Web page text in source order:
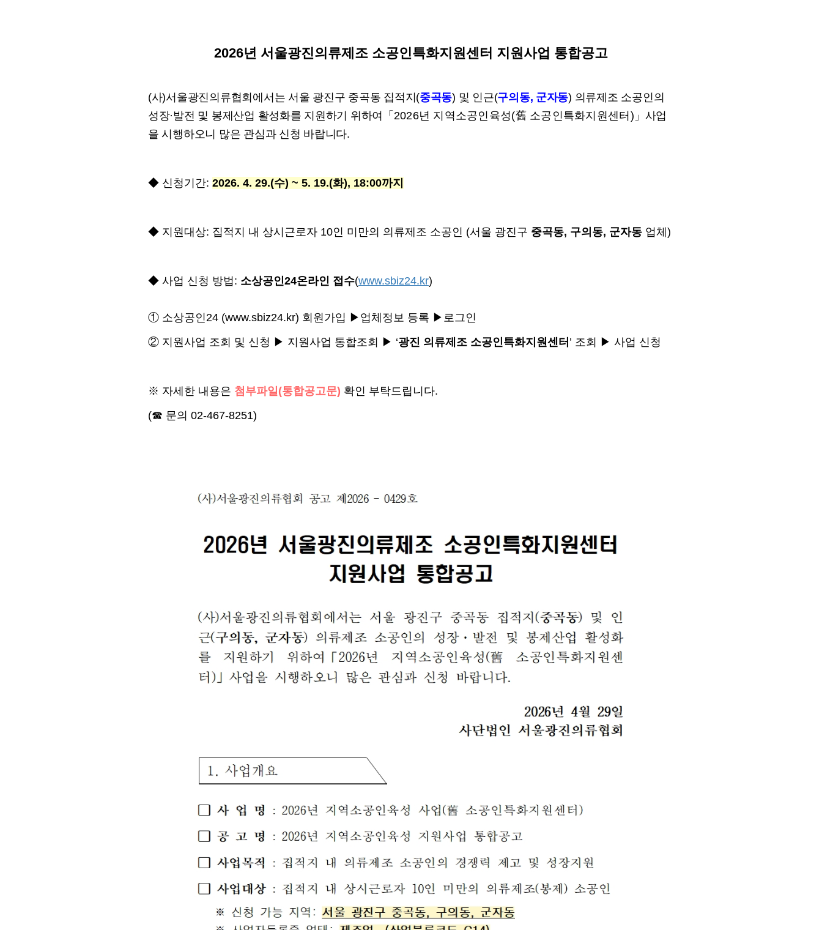
2026년 서울광진의류제조 소공인특화지원센터 지원사업 통합공고
(사)서울광진의류협회에서는 서울 광진구 중곡동 집적지 (중곡동) 및 인근(구의동, 군자동) 의류제조 소공인의
성장· 발전 및 봉제산업 활성화를 지원하기 위하여 「 2026년 지역소공인육성(舊 소공인특화지원센터 ) 」 사업
을 시행하오니 많은 관심과 신청 바랍니다.
◆ 신청기간: 2026. 4. 29.(수) ~ 5. 19.(화), 18:00까지
◆ 지원대상: 집적지 내 상시근로자 10인 미만의 의류제조 소공인 (서울 광진구 중곡동, 구의동, 군자동 업체 )
◆ 사업 신청 방법: 소상공인24온라인 접수(www.sbiz24.kr)
① 소상공인24 (www.sbiz24.kr) 회원가입 ▶ 업체정보 등록 ▶ 로그인
② 지원사업 조회 및 신청 ▶ 지원사업 통합조회 ▶ ‘광진 의류제조 소공인특화지원센터 ’ 조회 ▶ 사업 신청
※ 자세한 내용은 첨부파일(통합공고문) 확인 부탁드립니다.
(☎ 문의 02-467-8251)